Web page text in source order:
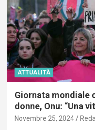
ATTUALITÀ
Giornata mondiale
donne, Onu: “Una
Novembre 25, 2024